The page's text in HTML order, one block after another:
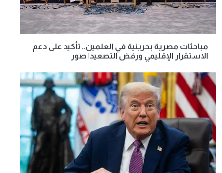
مباحثات مصرية بحرينية في العلمين.. تأكيد على دعم
الاستقرار الإقليمي ورفض التصعيد| صور